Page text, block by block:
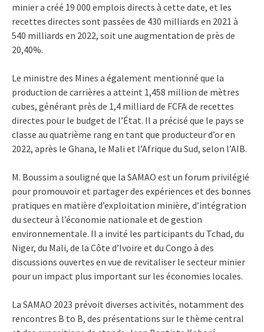
minier a créé 19 000 emplois directs à cette date, et les
recettes directes sont passées de 430 milliards en 2021 à
540 milliards en 2022, soit une augmentation de près de
20,40%.
Le ministre des Mines a également mentionné que la
production de carrières a atteint 1,458 million de mètres
cubes, générant près de 1,4 milliard de FCFA de recettes
directes pour le budget de l’État. Il a précisé que le pays se
classe au quatrième rang en tant que producteur d’or en
2022, après le Ghana, le Mali et l’Afrique du Sud, selon l’AIB.
M. Boussim a souligné que la SAMAO est un forum privilégié
pour promouvoir et partager des expériences et des bonnes
pratiques en matière d’exploitation minière, d’intégration
du secteur à l’économie nationale et de gestion
environnementale. Il a invité les participants du Tchad, du
Niger, du Mali, de la Côte d’Ivoire et du Congo à des
discussions ouvertes en vue de revitaliser le secteur minier
pour un impact plus important sur les économies locales.
La SAMAO 2023 prévoit diverses activités, notamment des
rencontres B to B, des présentations sur le thème central